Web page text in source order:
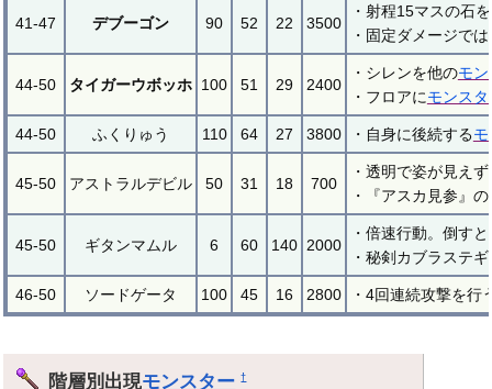
41-47 デブーゴン 90 52 22 3500
・射程15マスの石
・固定ダメージで
44-50 タイガーウボッホ 100 51 29 2400
・シレンを他のモン
・フロアにモンスタ
44-50 ふくりゅう 110 64 27 3800 ・自身に後続する
45-50 アストラルデビル 50 31 18 700
・透明で姿が見え
・『アスカ見参』
45-50 ギタンマムル 6 60 140 2000
・倍速行動。倒す
・秘剣カブラステ
46-50 ソードゲータ 100 45 16 2800 ・4回連続攻撃を
階層別出現モンスター †